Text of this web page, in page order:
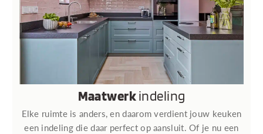
Maatwerkindeling
Elke ruimte is anders, en daarom verdient jouw keuken
een indeling die daar perfect op aansluit. Of je nu een